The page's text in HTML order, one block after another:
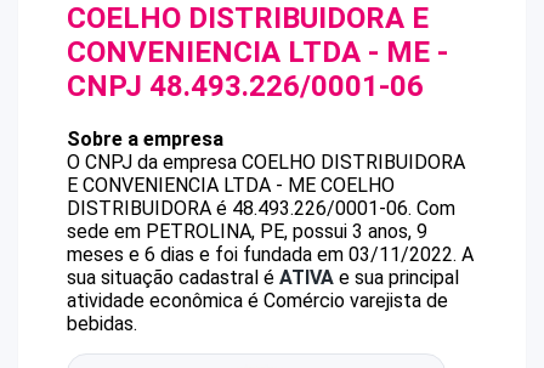
COELHO DISTRIBUIDORA E
CONVENIENCIA LTDA - ME -
CNPJ 48.493.226/0001-06
Sobre a empresa
O CNPJ da empresa COELHO DISTRIBUIDORA
E CONVENIENCIA LTDA - ME COELHO
DISTRIBUIDORA é 48.493.226/0001-06. Com
sede em PETROLINA, PE, possui 3 anos, 9
meses e 6 dias e foi fundada em 03/11/2022. A
sua situação cadastral é ATIVA e sua principal
atividade econômica é Comércio varejista de
bebidas.